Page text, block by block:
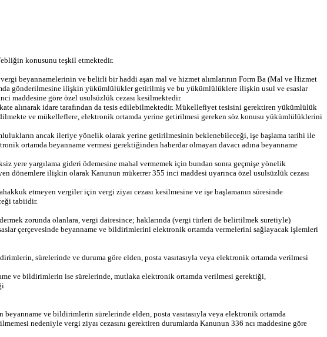
konusunu teşkil etmektedir.
beyannamelerinin ve belirli bir haddi aşan mal ve hizmet alımlarının Form Ba (Mal ve Hizmet
gönderilmesine ilişkin yükümlülükler getirilmiş ve bu yükümlülüklere ilişkin usul ve esaslar
maddesine göre özel usulsüzlük cezası kesilmektedir.
alınarak idare tarafından da tesis edilebilmektedir. Mükellefiyet tesisini gerektiren yükümlülük
ve mükelleflere, elektronik ortamda yerine getirilmesi gereken söz konusu yükümlülüklerini
ancak ileriye yönelik olarak yerine getirilmesinin beklenebileceği, işe başlama tarihi ile
ortamda beyanname vermesi gerektiğinden haberdar olmayan davacı adına beyanname
yere yargılama gideri ödemesine mahal vermemek için bundan sonra geçmişe yönelik
ilişkin olarak Kanunun mükerrer 355 inci maddesi uyarınca özel usulsüzlük cezası
etmeyen vergiler için vergi ziyaı cezası kesilmesine ve işe başlamanın süresinde
tabiidir.
zorunda olanlara, vergi dairesince; haklarında (vergi türleri de belirtilmek suretiyle)
çerçevesinde beyanname ve bildirimlerini elektronik ortamda vermelerini sağlayacak işlemleri
sürelerinde ve duruma göre elden, posta vasıtasıyla veya elektronik ortamda verilmesi
ve bildirimlerin ise sürelerinde, mutlaka elektronik ortamda verilmesi gerektiği,
ve bildirimlerin sürelerinde elden, posta vasıtasıyla veya elektronik ortamda
nedeniyle vergi ziyaı cezasını gerektiren durumlarda Kanunun 336 ncı maddesine göre